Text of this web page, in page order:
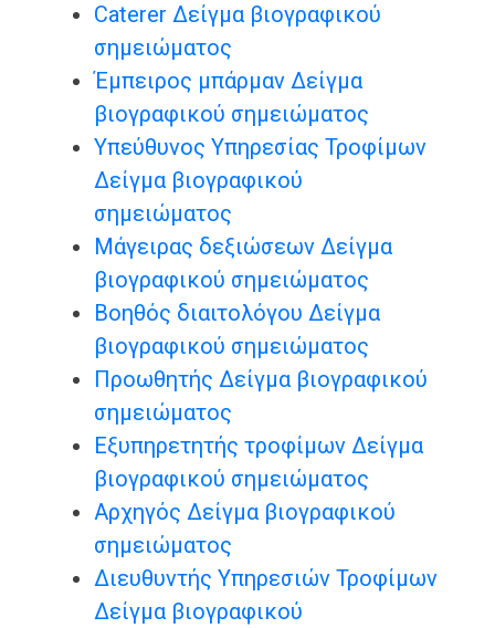
Caterer Δείγμα βιογραφικού
σημειώματος
Έμπειρος μπάρμαν Δείγμα
βιογραφικού σημειώματος
Υπεύθυνος Υπηρεσίας Τροφίμων
Δείγμα βιογραφικού
σημειώματος
Μάγειρας δεξιώσεων Δείγμα
βιογραφικού σημειώματος
Βοηθός διαιτολόγου Δείγμα
βιογραφικού σημειώματος
Προωθητής Δείγμα βιογραφικού
σημειώματος
Εξυπηρετητής τροφίμων Δείγμα
βιογραφικού σημειώματος
Αρχηγός Δείγμα βιογραφικού
σημειώματος
Διευθυντής Υπηρεσιών Τροφίμων
Δείγμα βιογραφικού